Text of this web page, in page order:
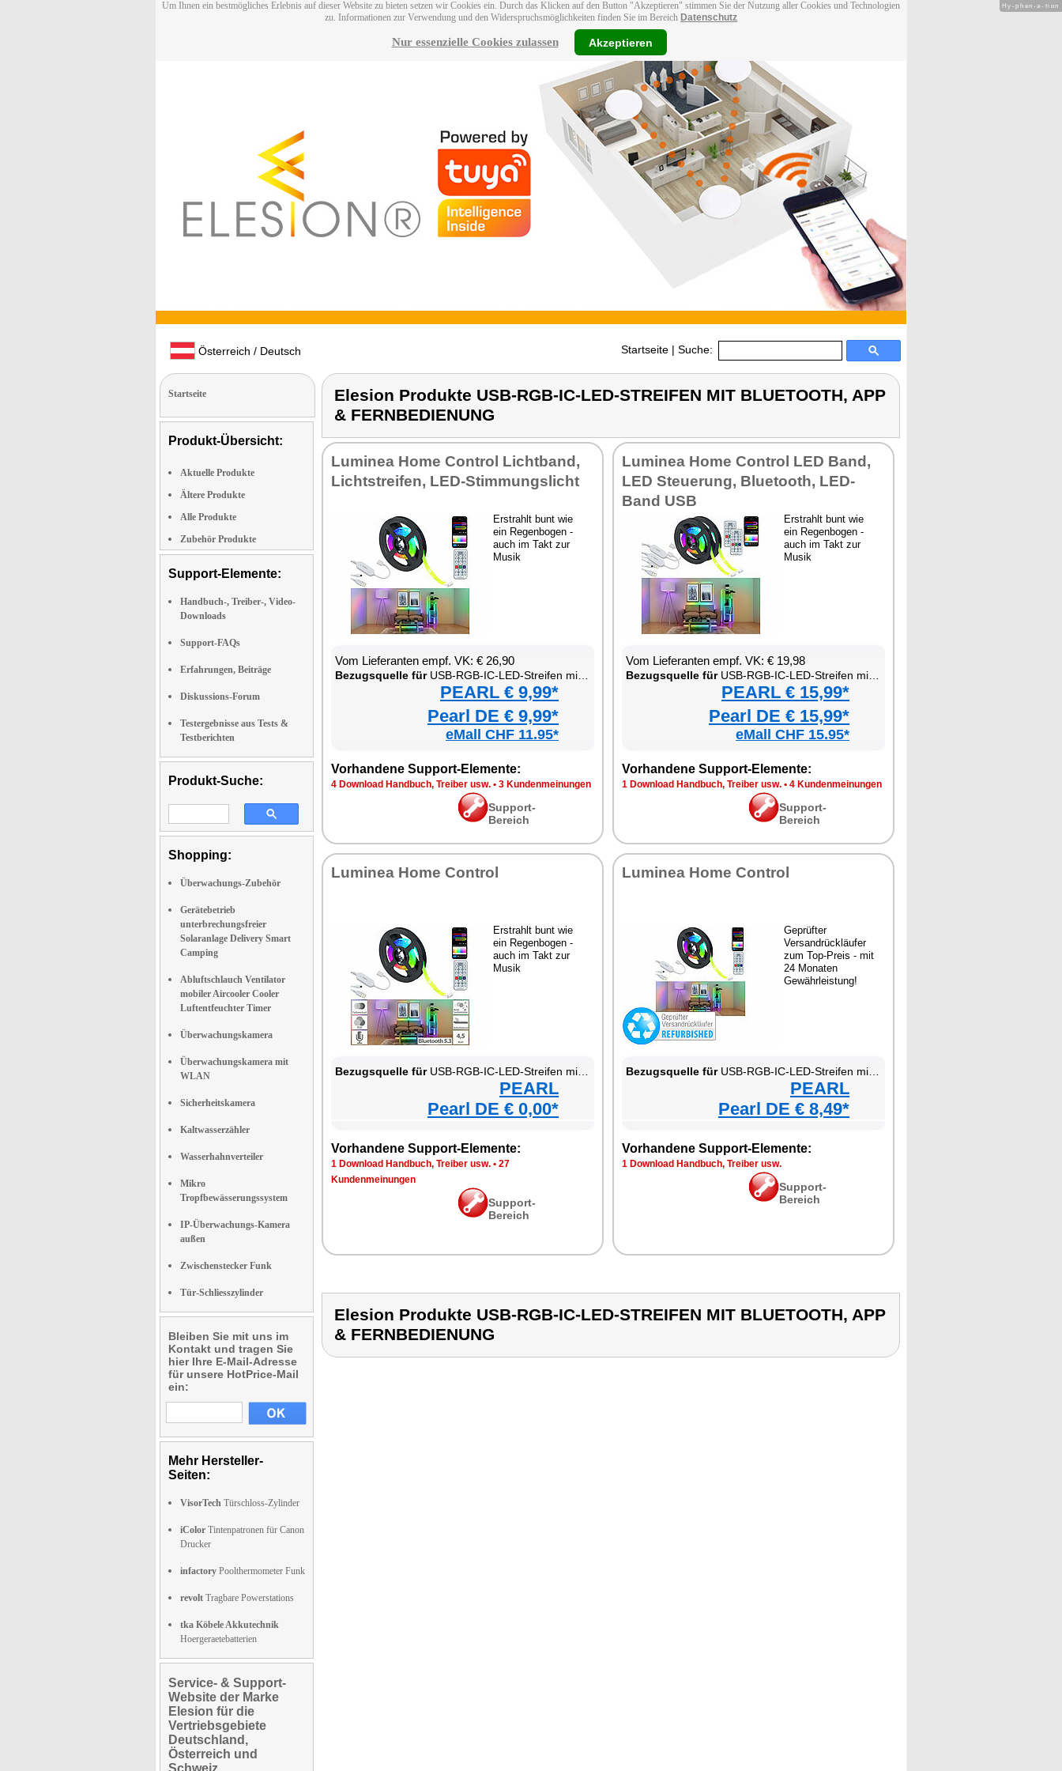
Um Ihnen ein bestmögliches Erlebnis auf dieser Website zu bieten setzen wir Cookies ein. Durch das Klicken auf den Button "Akzeptieren" stimmen Sie der Nutzung aller Cookies und Technologien
zu. Informationen zur Verwendung und den Widerspruchsmöglichkeiten finden Sie im Bereich Datenschutz
Nur essenzielle Cookies zulassen Akzeptieren
Österreich / Deutsch Startseite | Suche:
Startseite
Produkt-Übersicht:
Aktuelle Produkte
Ältere Produkte
Alle Produkte
Zubehör Produkte
Support-Elemente:
Handbuch-, Treiber-, Video-
Downloads
Support-FAQs
Erfahrungen, Beiträge
Diskussions-Forum
Testergebnisse aus Tests &
Testberichten
Produkt-Suche:
Shopping:
Überwachungs-Zubehör
Gerätebetrieb
unterbrechungsfreier
Solaranlage Delivery Smart
Camping
Abluftschlauch Ventilator
mobiler Aircooler Cooler
Luftentfeuchter Timer
Überwachungskamera
Überwachungskamera mit
WLAN
Sicherheitskamera
Kaltwasserzähler
Wasserhahnverteiler
Mikro
Tropfbewässerungssystem
IP-Überwachungs-Kamera
außen
Zwischenstecker Funk
Tür-Schliesszylinder
Bleiben Sie mit uns im
Kontakt und tragen Sie
hier Ihre E-Mail-Adresse
für unsere HotPrice-Mail
ein:
Mehr Hersteller-
Seiten:
VisorTech Türschloss-Zylinder
iColor Tintenpatronen für Canon
Drucker
infactory Poolthermometer Funk
revolt Tragbare Powerstations
tka Köbele Akkutechnik
Hoergeraetebatterien
Service- & Support-
Website der Marke
Elesion für die
Vertriebsgebiete
Deutschland,
Österreich und
Schweiz
Elesion Produkte USB-RGB-IC-LED-STREIFEN MIT BLUETOOTH, APP
& FERNBEDIENUNG
Luminea Home Control Lichtband,
Lichtstreifen, LED-Stimmungslicht
Erstrahlt bunt wie
ein Regenbogen -
auch im Takt zur
Musik
Vom Lieferanten empf. VK: € 26,90
Bezugsquelle fürUSB-RGB-IC-LED-Streifen mit Bluetooth, App & Fernbedienung
PEARL € 9,99*
Pearl DE € 9,99*
eMall CHF 11.95*
Vorhandene Support-Elemente:
4 Download Handbuch, Treiber usw. • 3 Kundenmeinungen
Support-
Bereich
Luminea Home Control LED Band,
LED Steuerung, Bluetooth, LED-
Band USB
Erstrahlt bunt wie
ein Regenbogen -
auch im Takt zur
Musik
Vom Lieferanten empf. VK: € 19,98
Bezugsquelle fürUSB-RGB-IC-LED-Streifen mit Bluetooth, App & Fernbedienung
PEARL € 15,99*
Pearl DE € 15,99*
eMall CHF 15.95*
Vorhandene Support-Elemente:
1 Download Handbuch, Treiber usw. • 4 Kundenmeinungen
Support-
Bereich
Luminea Home Control
Erstrahlt bunt wie
ein Regenbogen -
auch im Takt zur
Musik
Bezugsquelle fürUSB-RGB-IC-LED-Streifen mit Bluetooth, App & Fernbedienung
PEARL
Pearl DE € 0,00*
Vorhandene Support-Elemente:
1 Download Handbuch, Treiber usw. • 27
Kundenmeinungen
Support-
Bereich
Luminea Home Control
Geprüfter
Versandrückläufer
zum Top-Preis - mit
24 Monaten
Gewährleistung!
Bezugsquelle fürUSB-RGB-IC-LED-Streifen mit Bluetooth, App & Fernbedienung
PEARL
Pearl DE € 8,49*
Vorhandene Support-Elemente:
1 Download Handbuch, Treiber usw.
Support-
Bereich
Elesion Produkte USB-RGB-IC-LED-STREIFEN MIT BLUETOOTH, APP
& FERNBEDIENUNG
Hy-phen-a-tion